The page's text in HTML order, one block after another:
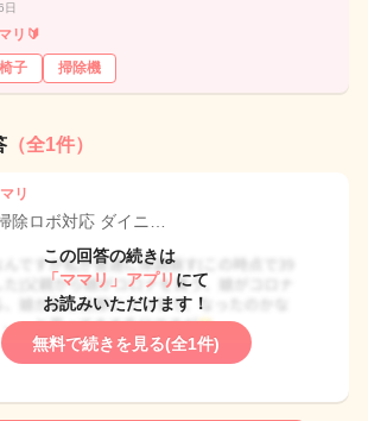
リ🔰
椅子 掃除機
（全1件）
リ
除ロボ対応 ダイニ…
この回答の続きは
「ママリ」アプリ にて
お読みいただけます！
無料で続きを見る(全1件)